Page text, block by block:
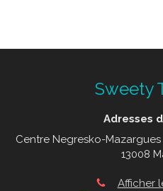
Sweety
Adresses
Centre Negresko-
13008
Afficher